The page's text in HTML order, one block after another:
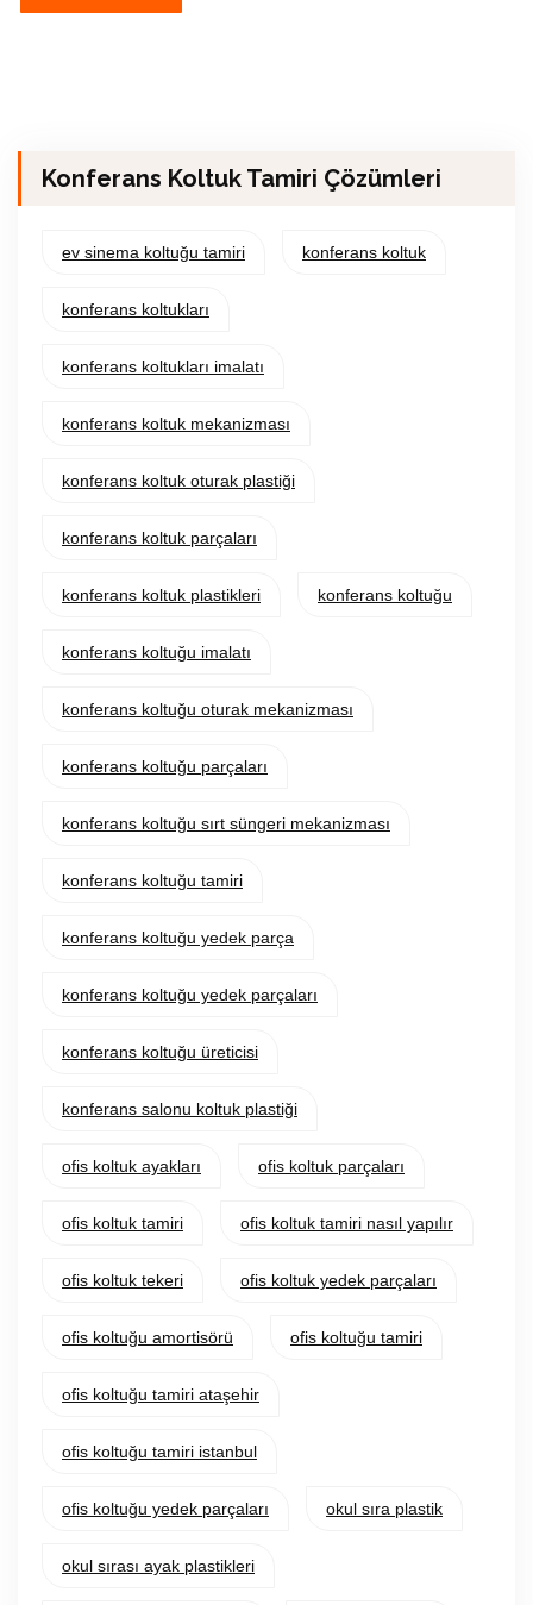
Konferans Koltuk Tamiri Çözümleri
ev sinema koltuğu tamiri konferans koltuk
konferans koltukları
konferans koltukları imalatı
konferans koltuk mekanizması
konferans koltuk oturak plastiği
konferans koltuk parçaları
konferans koltuk plastikleri konferans koltuğu
konferans koltuğu imalatı
konferans koltuğu oturak mekanizması
konferans koltuğu parçaları
konferans koltuğu sırt süngeri mekanizması
konferans koltuğu tamiri
konferans koltuğu yedek parça
konferans koltuğu yedek parçaları
konferans koltuğu üreticisi
konferans salonu koltuk plastiği
ofis koltuk ayakları ofis koltuk parçaları
ofis koltuk tamiri ofis koltuk tamiri nasıl yapılır
ofis koltuk tekeri ofis koltuk yedek parçaları
ofis koltuğu amortisörü ofis koltuğu tamiri
ofis koltuğu tamiri ataşehir
ofis koltuğu tamiri istanbul
ofis koltuğu yedek parçaları okul sıra plastik
okul sırası ayak plastikleri